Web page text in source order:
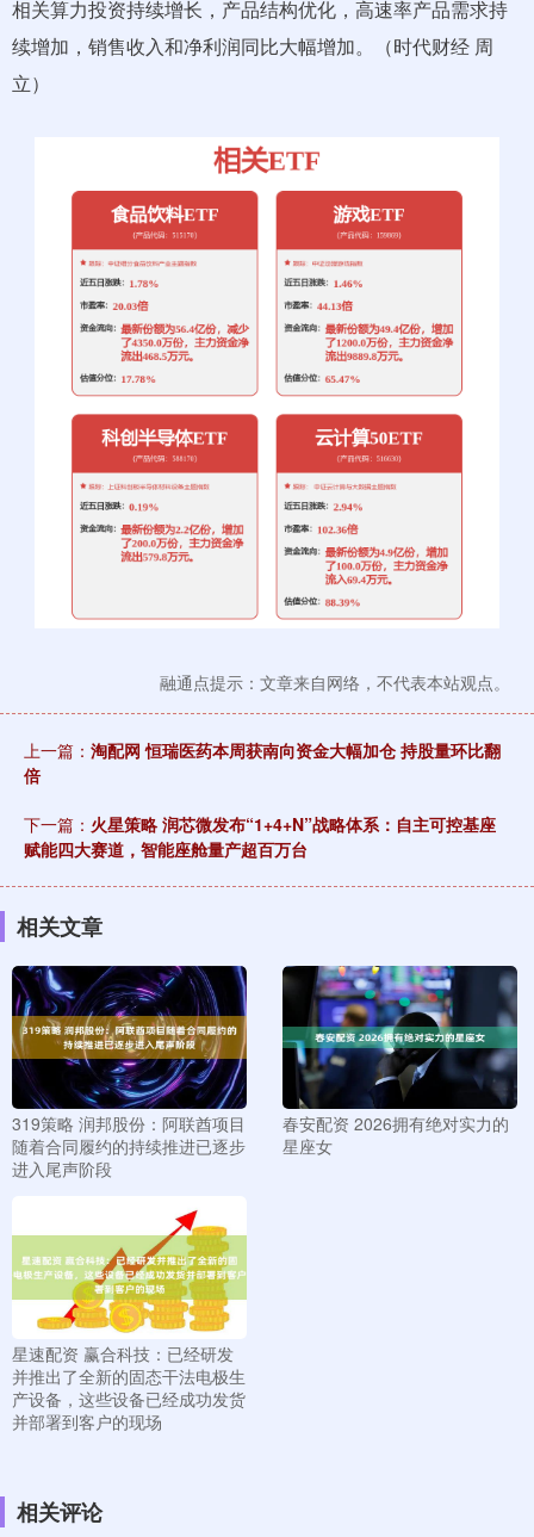
相关算力投资持续增长，产品结构优化，高速率产品需求持
续增加，销售收入和净利润同比大幅增加。（时代财经 周
立）
融通点提示：文章来自网络，不代表本站观点。
上一篇： 淘配网 恒瑞医药本周获南向资金大幅加仓 持股量环比翻
倍
下一篇： 火星策略 润芯微发布“1+4+N”战略体系：自主可控基座
赋能四大赛道，智能座舱量产超百万台
相关文章
319策略 润邦股份：阿联酋项目
随着合同履约的持续推进已逐步
进入尾声阶段
春安配资 2026拥有绝对实力的
星座女
星速配资 赢合科技：已经研发
并推出了全新的固态干法电极生
产设备，这些设备已经成功发货
并部署到客户的现场
相关评论